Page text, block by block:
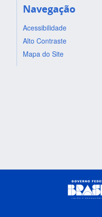
Navegação
Acessibilidade
Alto Contraste
Mapa do Site